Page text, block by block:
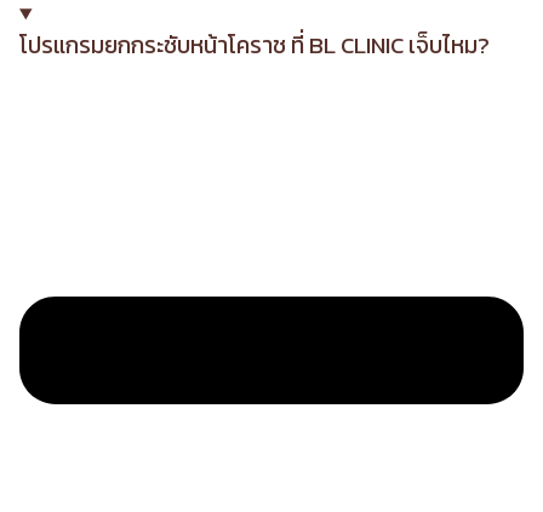
โปรแกรมยกกระชับหน้าโคราช ที่ BL CLINIC เจ็บไหม?